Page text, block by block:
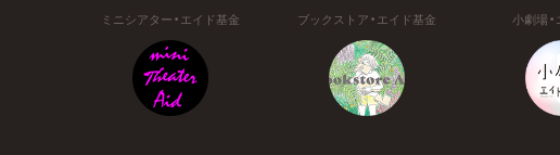
ミニシアター・エイド基金 ブックストア・エイド基金 小劇場